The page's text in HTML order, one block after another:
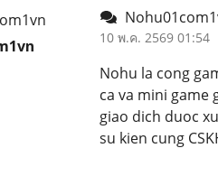
10 พ.ค. 2569 01:54
Nohu la cong
ca va mini game
giao dich duoc
su kien cung